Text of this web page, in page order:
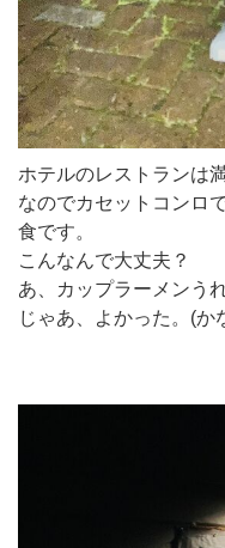
ホテルのレストランは満
なのでカセットコンロ
食です。
こんなんで大丈夫？
あ、カップラーメンう
じゃあ、よかった。(か